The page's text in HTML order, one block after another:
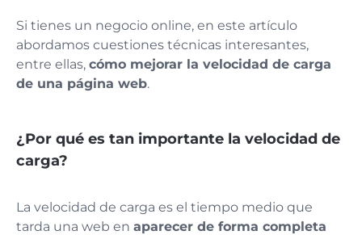
Si tienes un negocio online, en este artículo
abordamos cuestiones técnicas interesantes,
entre ellas, cómo mejorar la velocidad de carga
de una página web.
¿Por qué es tan importante la velocidad de
carga?
La velocidad de carga es el tiempo medio que
tarda una web en aparecer de forma completa